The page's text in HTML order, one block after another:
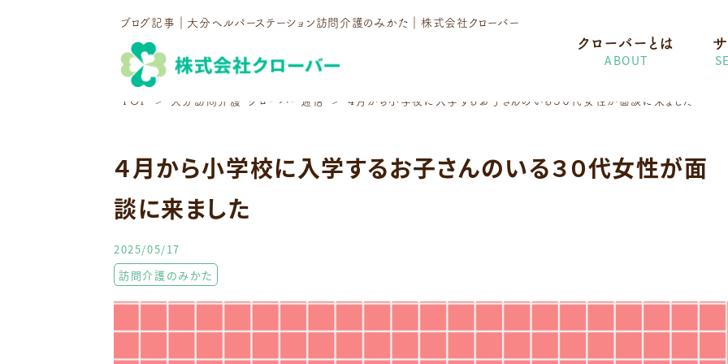
ブログ記事｜大分ヘルパーステーション訪問介護のみかた ｜株式会社クローバー
クローバーとは
ABOUT
TOP 大分訪問介護・クローバー通信 ４月から小学校に入学するお子さんのいる３０代女性が面談に来ました
４月から小学校に入学するお子さんのいる３０代女性が面
談に来ました
2025/05/17
訪問介護のみかた